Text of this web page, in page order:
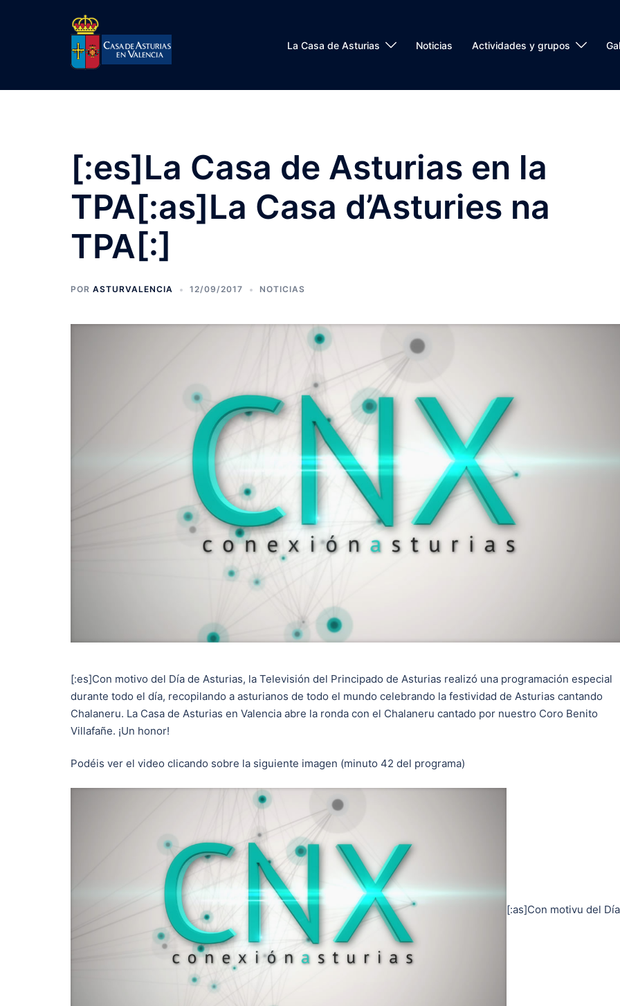
La Casa de Asturias Noticias Actividades y grupos
[:es]La Casa de Asturias en la
TPA[:as]La Casa d’Asturies na
TPA[:]
POR ASTURVALENCIA 12/09/2017 NOTICIAS
[:es]Con motivo del Día de Asturias, la Televisión del Principado de Asturias realizó una programación especial
durante todo el día, recopilando a asturianos de todo el mundo celebrando la festividad de Asturias cantando
Chalaneru. La Casa de Asturias en Valencia abre la ronda con el Chalaneru cantado por nuestro Coro Benito
Villafañe. ¡Un honor!
Podéis ver el video clicando sobre la siguiente imagen (minuto 42 del programa)
[:as]Con motivu del Día